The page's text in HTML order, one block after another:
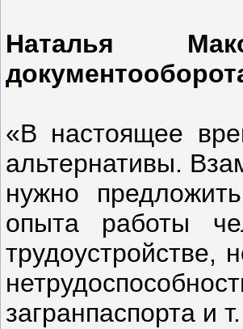
Наталья
«В настоящее
альтернативы.
нужно
опыта работы
трудоустройстве,
загранпаспорта и